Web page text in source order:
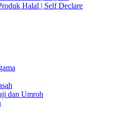
Halal | Self Declare
dan Umroh